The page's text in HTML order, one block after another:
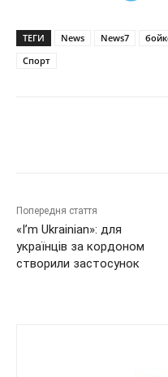
ТЕГИ News News7
Спорт
Попередня стаття
«I’m Ukrainian»: для
українців за кордоном
створили застосунок